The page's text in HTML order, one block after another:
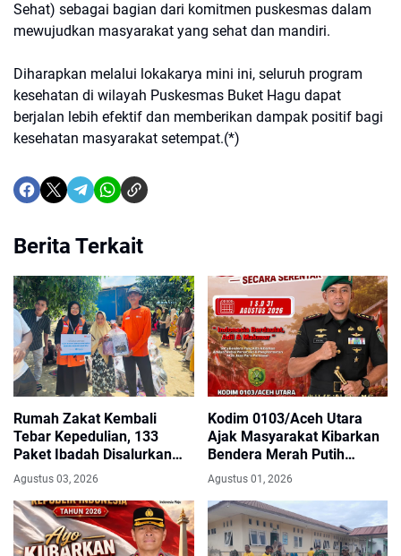
Sehat) sebagai bagian dari komitmen puskesmas dalam
mewujudkan masyarakat yang sehat dan mandiri.
Diharapkan melalui lokakarya mini ini, seluruh program
kesehatan di wilayah Puskesmas Buket Hagu dapat
berjalan lebih efektif dan memberikan dampak positif bagi
kesehatan masyarakat setempat.(*)
Berita Terkait
Rumah Zakat Kembali
Tebar Kepedulian, 133
Paket Ibadah Disalurkan
untuk Warga Terdampak
Banjir
Agustus 03, 2026
Kodim 0103/Aceh Utara
Ajak Masyarakat Kibarkan
Bendera Merah Putih
Selama Agustus
Agustus 01, 2026